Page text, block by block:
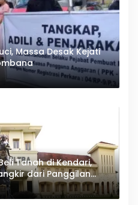
Massa Desak Kejati
Tanah di Kendari,
dari Panggilan